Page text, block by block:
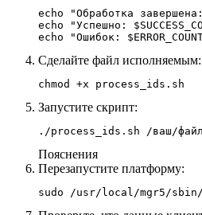
echo "Обработка
echo "Успешно:
echo "Ошибок:
Сделайте файл исполняемым:
chmod +x process_ids.sh
Запустите скрипт:
./process_ids.sh /ваш/
Пояснения
Перезапустите платформу:
sudo /usr/local/mgr5/